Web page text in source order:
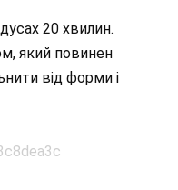
20 хвилин.
який повинен
від форми і